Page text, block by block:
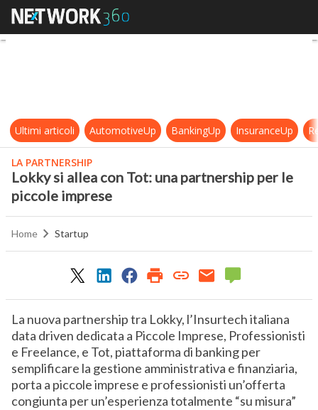
Lokky si allea con Tot: una
Ultimi articoli AutomotiveUp BankingUp InsuranceUp
LA PARTNERSHIP
Lokky si allea con Tot: una partnership per le
piccole imprese
Home Startup
La nuova partnership tra Lokky, l’Insurtech italiana
data driven dedicata a Piccole Imprese, Professionisti
e Freelance, e Tot, piattaforma di banking per
semplificare la gestione amministrativa e finanziaria,
porta a piccole imprese e professionisti un’offerta
congiunta per un’esperienza totalmente “su misura”